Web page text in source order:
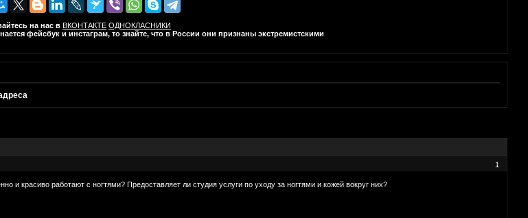
на нас в ВКОНТАКТЕ ОДНОКЛАСНИКИ
фейсбук и инстаграм, то знайте, что в России они признаны экстремистскими
1
и красиво работают с ногтями? Предоставляет ли студия услуги по уходу за ногтями и кожей вокруг них?